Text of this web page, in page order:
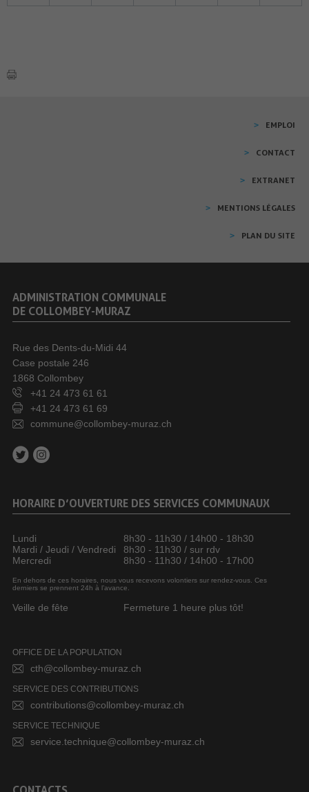
EMPLOI
CONTACT
EXTRANET
MENTIONS LÉGALES
PLAN DU SITE
ADMINISTRATION COMMUNALE
DE COLLOMBEY-MURAZ
Rue des Dents-du-Midi 44
Case postale 246
1868 Collombey
+41 24 473 61 61
+41 24 473 61 69
commune@collombey-muraz.ch
HORAIRE D’OUVERTURE DES SERVICES COMMUNAUX
Lundi
8h30 - 11h30 / 14h00 - 18h30
Mardi / Jeudi / Vendredi
8h30 - 11h30 / sur rdv
Mercredi
8h30 - 11h30 / 14h00 - 17h00
En dehors de ces horaires, nous vous recevons volontiers sur rendez-vous. Ces
derniers se prennent 24h à l’avance.
Veille de fête Fermeture 1 heure plus tôt!
OFFICE DE LA POPULATION
cth@collombey-muraz.ch
SERVICE DES CONTRIBUTIONS
contributions@collombey-muraz.ch
SERVICE TECHNIQUE
service.technique@collombey-muraz.ch